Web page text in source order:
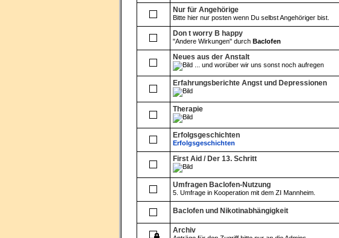
Nur für Angehörige
Bitte hier nur posten wenn Du selbst Angehöriger bist.
Don t worry B happy
"Andere Wirkungen" durch Baclofen
Neues aus der Anstalt
... und worüber wir uns sonst noch aufregen
Erfahrungsberichte Angst und Depressionen
Therapie
Erfolgsgeschichten
Erfolgsgeschichten
First Aid / Der 13. Schritt
Umfragen Baclofen-Nutzung
5. Umfrage in Kooperation mit dem ZI Mannheim.
Baclofen und Nikotinabhängigkeit
Archiv